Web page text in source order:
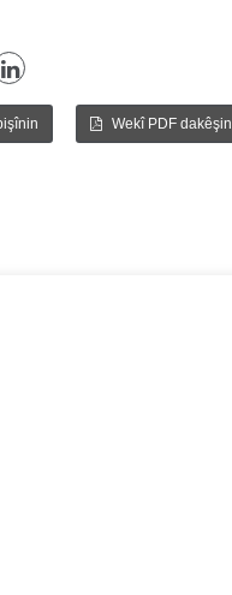
Wekî PDF dakêşin